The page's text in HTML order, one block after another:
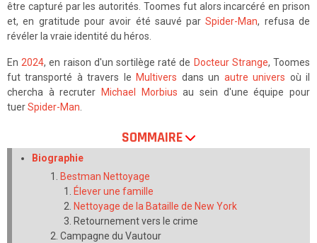
être capturé par les autorités. Toomes fut alors incarcéré en prison
et, en gratitude pour avoir été sauvé parSpider-Man, refusa de
révéler la vraie identité du héros.
En 2024, en raison d'un sortilège raté de Docteur Strange, Toomes
fut transporté à travers le Multivers dans un autre univers où il
chercha à recruter
Michael Morbius au sein d'une équipe pour
tuerSpider-Man
SOMMAIRE
Biographie
Bestman Nettoyage
Élever une famille
Nettoyage de la Bataille de New York
Retournement vers le crime
Campagne du Vautour